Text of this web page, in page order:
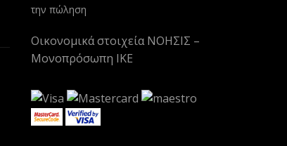
την πώληση
Οικονομικά στοιχεία ΝΟΗΣΙΣ –
Μονοπρόσωπη ΙΚΕ